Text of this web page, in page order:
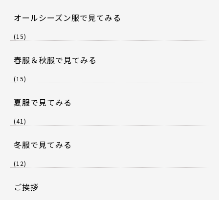
オールシーズン服で見てみる
(15)
春服＆秋服で見てみる
(15)
夏服で見てみる
(41)
冬服で見てみる
(12)
ご挨拶